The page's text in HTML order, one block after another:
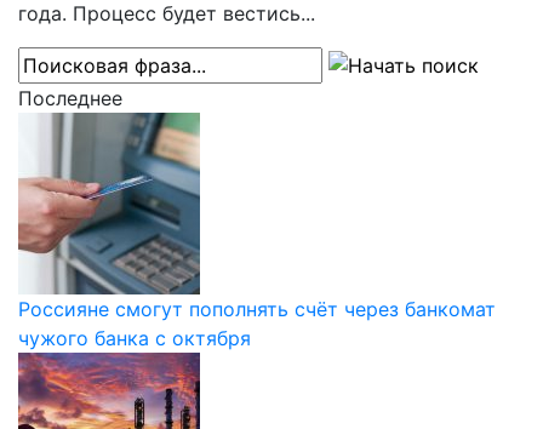
года. Процесс будет вестись...
Последнее
Россияне смогут пополнять счёт через банкомат
чужого банка с октября